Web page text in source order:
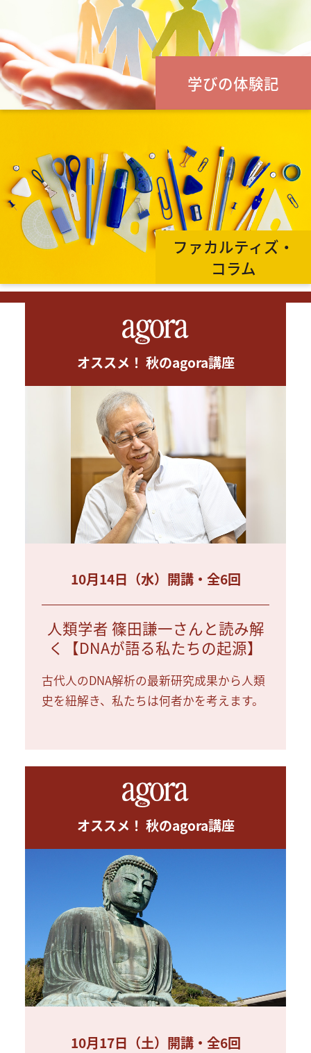
学びの体験記
ファカルティズ・
コラム
オススメ！ 秋のagora講座
10月14日（水）開講・全6回
人類学者 篠田謙一さんと読み解
く【DNAが語る私たちの起源】
古代人のDNA解析の最新研究成果から人類
史を紐解き、私たちは何者かを考えます。
オススメ！ 秋のagora講座
10月17日（土）開講・全6回